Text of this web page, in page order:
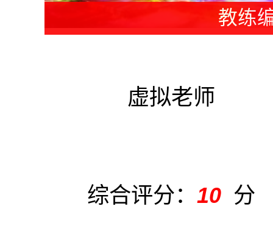
老师
虚拟老师
综合评分：10 分